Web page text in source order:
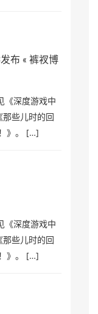
发布 « 裤衩博
《深度游戏中
些儿时的回
》。 […]
《深度游戏中
些儿时的回
》。 […]